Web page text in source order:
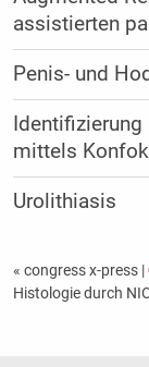
assistierten
Penis- und
mittels
Urolithiasis
« congress x-press |
Histologie durch